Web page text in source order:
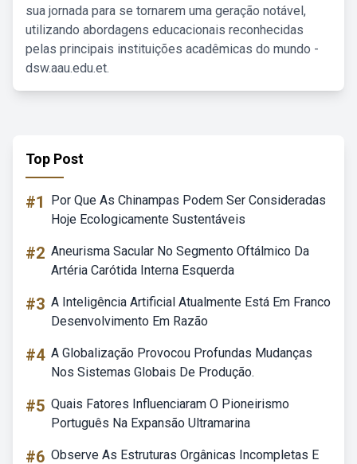
sua jornada para se tornarem uma geração notável,
utilizando abordagens educacionais reconhecidas
pelas principais instituições acadêmicas do mundo -
dsw.aau.edu.et.
Top Post
#1
Por Que As Chinampas Podem Ser Consideradas
Hoje Ecologicamente Sustentáveis
#2 Aneurisma Sacular No Segmento Oftálmico Da
Artéria Carótida Interna Esquerda
#3 A Inteligência Artificial Atualmente Está Em Franco
Desenvolvimento Em Razão
#4 A Globalização Provocou Profundas Mudanças
Nos Sistemas Globais De Produção.
#5 Quais Fatores Influenciaram O Pioneirismo
Português Na Expansão Ultramarina
#6 Observe As Estruturas Orgânicas Incompletas E